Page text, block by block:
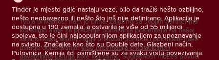
Tinder je mjesto gdje nastaju veze, bilo da tražiš nešto ozbiljno,
nešto neobavezno ili nešto što još nije definirano. Aplikacija je
dostupna u 190 zemalja, a ostvarila je više od 55 milijardi
spojeva, što je čini najpopularnijom aplikacijom za upoznavanje
na svijetu. Značajke kao što su Double date, Glazbeni način,
Putovnica, Kemija itd. osmišljene su za svaku vrstu povezivanja.
Tvoja privatnost nam je bitna. Zajedno sa svojim partnerima
koristimo alate za praćenje ponašanja posjetitelja na našoj
stranici kako bismo mogli prikazati ponude i poboljšati naše
usluge oglašavanja. Više informacija o kolačićima i
davateljima usluga koje koristimo. Suglasnost možeš povući